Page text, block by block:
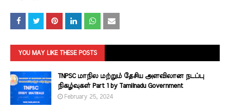
YOU MAY LIKE THESE POSTS
TNPSC மாநில மற்றும் தேசிய அளவிலான நடப்பு
நிகழ்வுகள் Part 1 by Tamilnadu Government
February 25, 2024